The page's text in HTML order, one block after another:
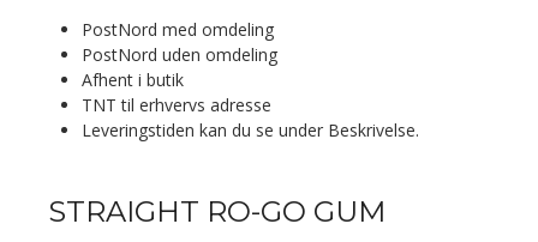
PostNord med omdeling
PostNord uden omdeling
Afhent i butik
TNT til erhvervs adresse
Leveringstiden kan du se under Beskrivelse.
STRAIGHT RO-GO GUM